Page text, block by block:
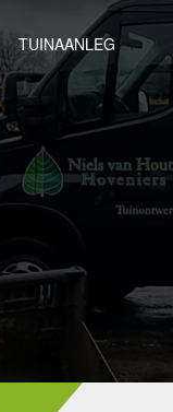
TUINAANLEG